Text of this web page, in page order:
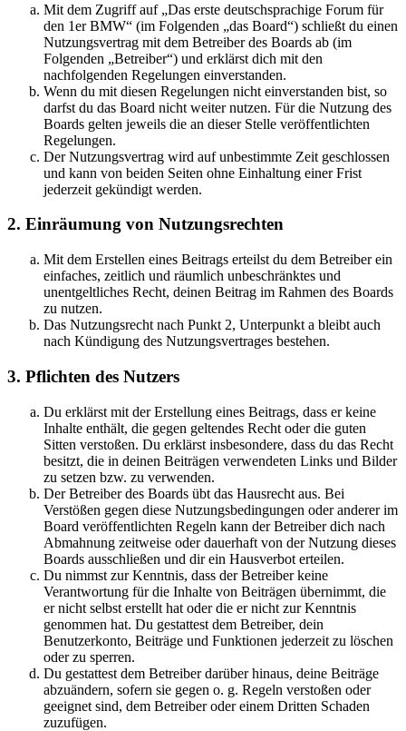
Mit dem Zugriff auf „Das erste deutschsprachige Forum für
den 1er BMW“ (im Folgenden „das Board“) schließt du einen
Nutzungsvertrag mit dem Betreiber des Boards ab (im
Folgenden „Betreiber“) und erklärst dich mit den
nachfolgenden Regelungen einverstanden.
Wenn du mit diesen Regelungen nicht einverstanden bist, so
darfst du das Board nicht weiter nutzen. Für die Nutzung des
Boards gelten jeweils die an dieser Stelle veröffentlichten
Regelungen.
Der Nutzungsvertrag wird auf unbestimmte Zeit geschlossen
und kann von beiden Seiten ohne Einhaltung einer Frist
jederzeit gekündigt werden.
2. Einräumung von Nutzungsrechten
Mit dem Erstellen eines Beitrags erteilst du dem Betreiber ein
einfaches, zeitlich und räumlich unbeschränktes und
unentgeltliches Recht, deinen Beitrag im Rahmen des Boards
zu nutzen.
Das Nutzungsrecht nach Punkt 2, Unterpunkt a bleibt auch
nach Kündigung des Nutzungsvertrages bestehen.
3. Pflichten des Nutzers
Du erklärst mit der Erstellung eines Beitrags, dass er keine
Inhalte enthält, die gegen geltendes Recht oder die guten
Sitten verstoßen. Du erklärst insbesondere, dass du das Recht
besitzt, die in deinen Beiträgen verwendeten Links und Bilder
zu setzen bzw. zu verwenden.
Der Betreiber des Boards übt das Hausrecht aus. Bei
Verstößen gegen diese Nutzungsbedingungen oder anderer im
Board veröffentlichten Regeln kann der Betreiber dich nach
Abmahnung zeitweise oder dauerhaft von der Nutzung dieses
Boards ausschließen und dir ein Hausverbot erteilen.
Du nimmst zur Kenntnis, dass der Betreiber keine
Verantwortung für die Inhalte von Beiträgen übernimmt, die
er nicht selbst erstellt hat oder die er nicht zur Kenntnis
genommen hat. Du gestattest dem Betreiber, dein
Benutzerkonto, Beiträge und Funktionen jederzeit zu löschen
oder zu sperren.
Du gestattest dem Betreiber darüber hinaus, deine Beiträge
abzuändern, sofern sie gegen o. g. Regeln verstoßen oder
geeignet sind, dem Betreiber oder einem Dritten Schaden
zuzufügen.